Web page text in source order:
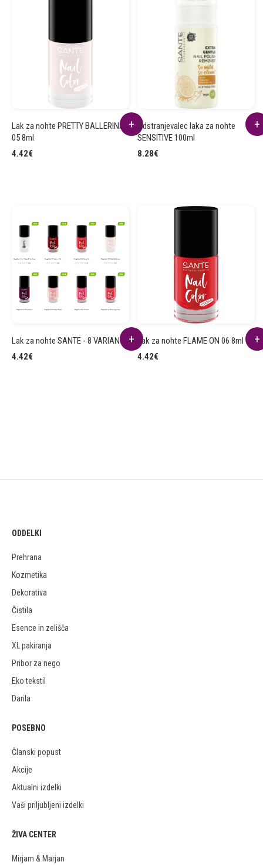
Lak za nohte PRETTY BALLERINAS
05 8ml
4.42€
Odstranjevalec laka za nohte
SENSITIVE 100ml
8.28€
Lak za nohte SANTE - 8 VARIANT
4.42€
Lak za nohte FLAME ON 06 8ml
4.42€
ODDELKI
Prehrana
Kozmetika
Dekorativa
Čistila
Esence in zelišča
XL pakiranja
Pribor za nego
Eko tekstil
Darila
POSEBNO
Članski popust
Akcije
Aktualni izdelki
Vaši priljubljeni izdelki
ŽIVA CENTER
Mirjam & Marjan